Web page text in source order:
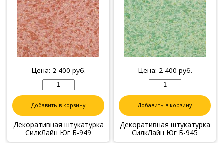
Цена: 2 400 руб.
Добавить в корзину
Декоративная штукатурка
СилкЛайн Юг Б-949
Цена: 2 400 руб.
Добавить в корзину
Декоративная штукатурка
СилкЛайн Юг Б-945